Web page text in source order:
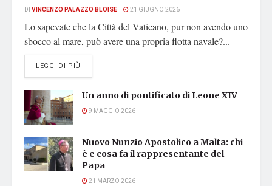
DI VINCENZO PALAZZO BLOISE 21 GIUGNO 2026
Lo sapevate che la Città del Vaticano, pur non avendo uno
sbocco al mare, può avere una propria flotta navale?...
LEGGI DI PIÙ
Un anno di pontificato di Leone XIV
9 MAGGIO 2026
Nuovo Nunzio Apostolico a Malta: chi
è e cosa fa il rappresentante del
Papa
21 MARZO 2026